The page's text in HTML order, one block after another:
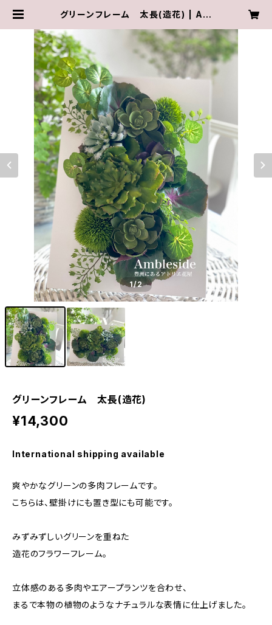
グリーンフレーム 太長(造花) | Am
1/2
グリーンフレーム 太長(造花)
¥14,300
International shipping available
爽やかなグリーンの多肉フレームです。
こちらは、壁掛けにも置き型にも可能です。
みずみずしいグリーンを重ねた
造花のフラワーフレーム。
立体感のある多肉やエアープランツを合わせ、
まるで本物の植物のようなナチュラルな表情に仕上げました。